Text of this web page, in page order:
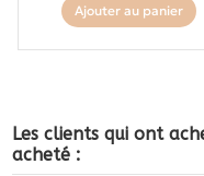
Ajouter au panier
Les clients qui ont
acheté :